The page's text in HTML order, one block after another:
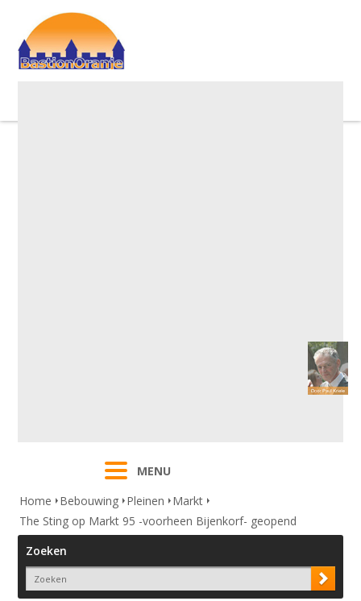
MENU
Home
Bebouwing Pleinen
Markt
The Sting op Markt 95 -voorheen Bijenkorf- geopend
Zoeken